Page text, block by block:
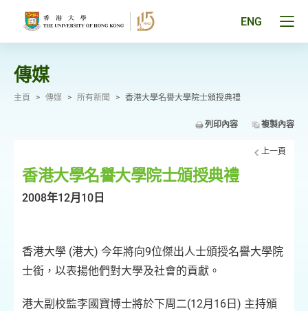
ENG
傳媒
主頁 > 傳媒 > 所有新聞 > 香港大學名譽大學院士頒授典禮
列印內容 複製內容
上一頁
香港大學名譽大學院士頒授典禮
2008年12月10日
香港大學 (港大) 今年將向9位傑出人士頒授名譽大學院
士銜，以表揚他們對大學及社會的貢獻。
港大副校監李國寶博士將於下周二(12月16日) 主持頒